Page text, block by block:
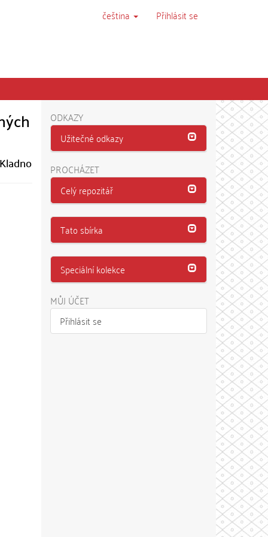
čeština Přihlásit se
ODKAZY
Užitečné odkazy
PROCHÁZET
Celý repozitář
Tato sbírka
Speciální kolekce
MŮJ ÚČET
Přihlásit se